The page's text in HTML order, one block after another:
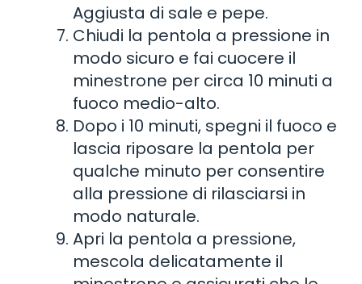
Aggiusta di sale e pepe.
Chiudi la pentola a pressione in
modo sicuro e fai cuocere il
minestrone per circa 10 minuti a
fuoco medio-alto.
Dopo i 10 minuti, spegni il fuoco e
lascia riposare la pentola per
qualche minuto per consentire
alla pressione di rilasciarsi in
modo naturale.
Apri la pentola a pressione,
mescola delicatamente il